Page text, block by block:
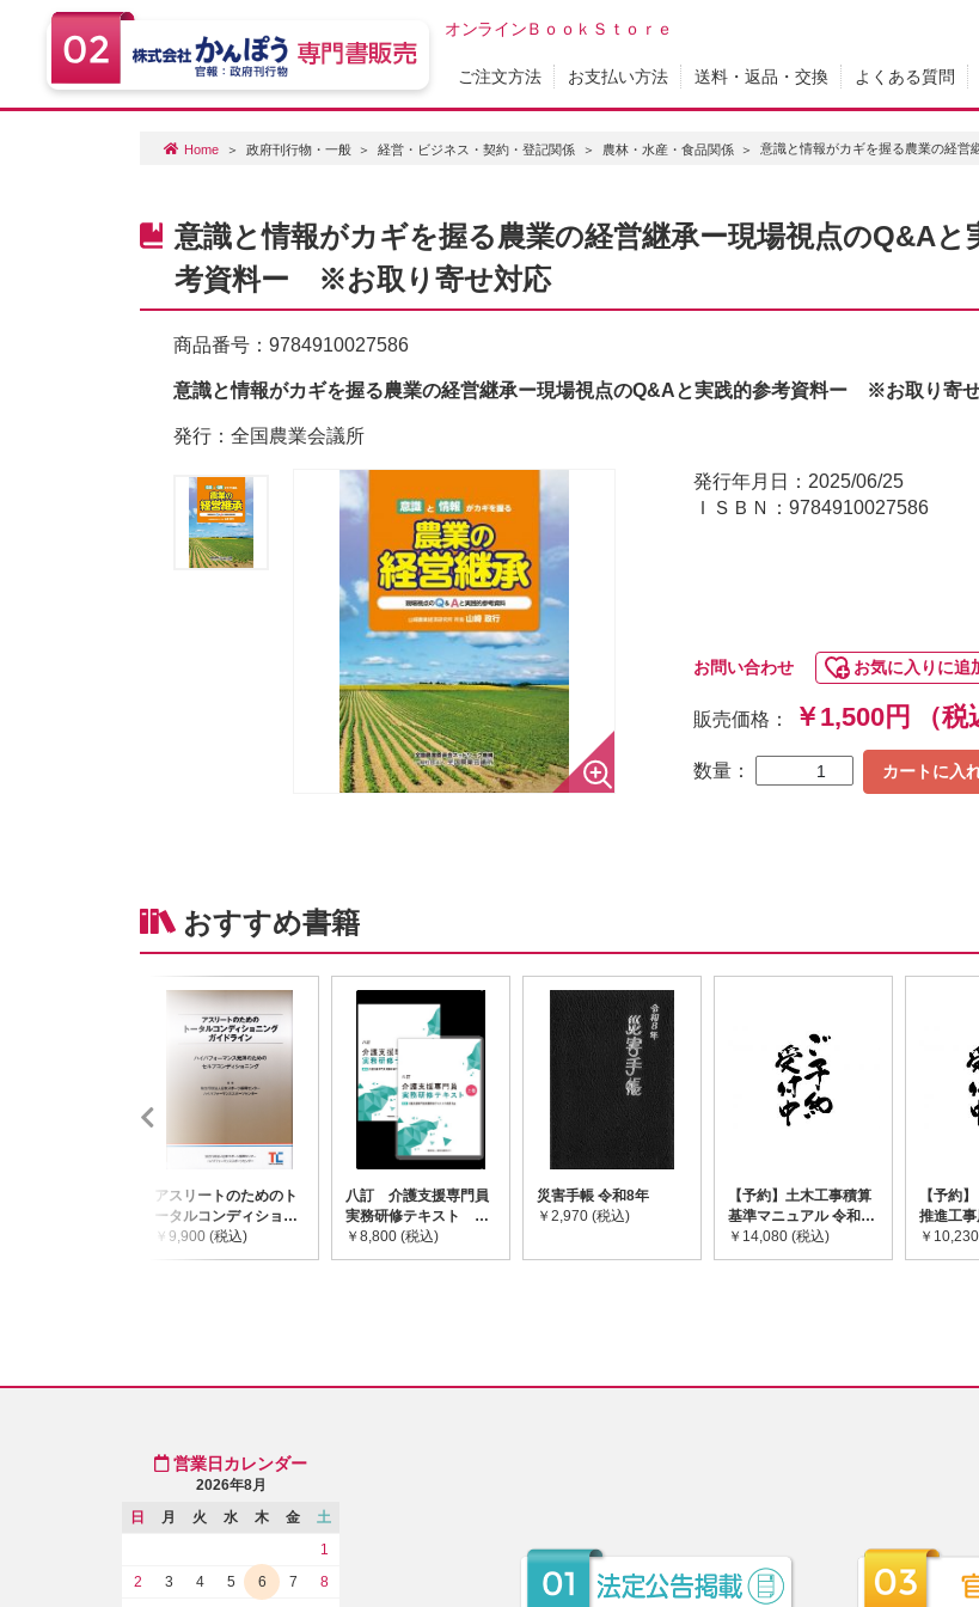
オンラインＢｏｏｋＳｔｏｒｅ
ご注文方法 お支払い方法 送料・返品・交換 よくある質問
Home 政府刊行物・一般 経営・ビジネス・契約・登記関係 農林・水産・食品関係 意識と情報がカギを握る農業の経
意識と情報がカギを握る農業の経営継承ー現場視点のQ&Aと
考資料ー ※お取り寄せ対応
商品番号： 9784910027586
意識と情報がカギを握る農業の経営継承ー現場視点のQ&Aと実践的参考資料ー ※お取り寄
発行：全国農業会議所
発行年月日：2025/06/25
ＩＳＢＮ：9784910027586
お問い合わせ お気に入りに追
販売価格： ￥1,500円 （税
数量： カートに入
おすすめ書籍
アスリートのためのト
ータルコンディショニ
ングガイドライン
￥9,900 (税込)
八訂 介護支援専門員
実務研修テキスト
(上・下巻/分売不可)
￥8,800 (税込)
災害手帳 令和8年
￥2,970 (税込)
【予約】土木工事積算
基準マニュアル 令和8
年度版 ※2026年8月
下旬発売予定
￥14,080 (税込)
【予約
推進工
基礎価格
版
￥
営業日カレンダー
2026年8月
日
月 火 水 木 金
土
1
2
3 4 5 6 7
8